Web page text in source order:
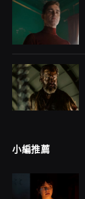
小編推薦